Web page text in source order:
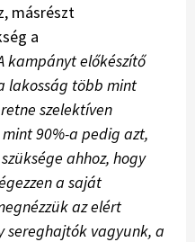
másrészt
a
kampányt előkészítő
lakosság több mint
szelektíven
90%-a pedig azt,
ahhoz, hogy
a saját
az elért
sereghajtók vagyunk, a